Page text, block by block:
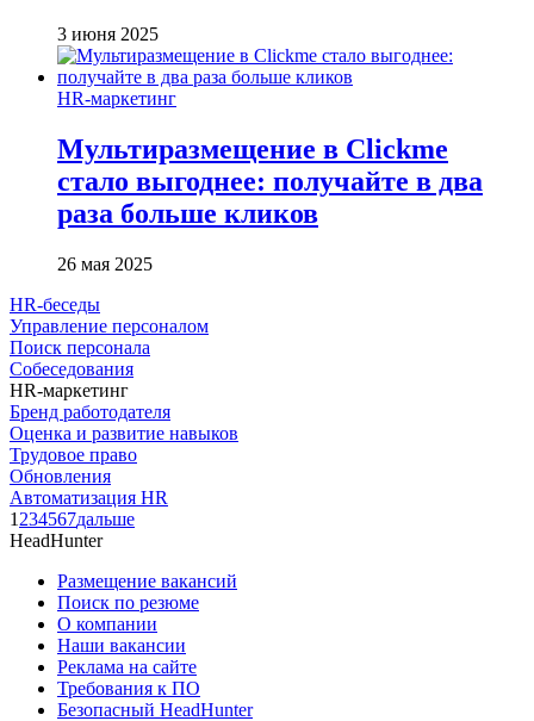
3 июня 2025
HR-маркетинг
Мультиразмещение в Clickme
стало выгоднее: получайте в два
раза больше кликов
26 мая 2025
HR-беседы
Управление персоналом
Поиск персонала
Собеседования
HR-маркетинг
Бренд работодателя
Оценка и развитие навыков
Трудовое право
Обновления
Автоматизация HR
1 234567дальше
HeadHunter
Размещение вакансий
Поиск по резюме
О компании
Наши вакансии
Реклама на сайте
Требования к ПО
Безопасный HeadHunter